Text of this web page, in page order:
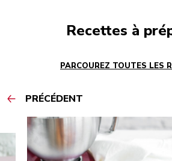
Recettes à
PARCOUREZ TOUTES LES
PRÉCÉDENT